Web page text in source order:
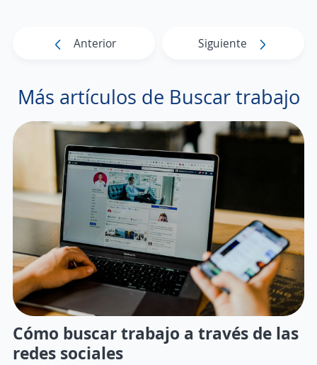
Anterior Siguiente
Más artículos de Buscar trabajo
Cómo buscar trabajo a través de las
redes sociales